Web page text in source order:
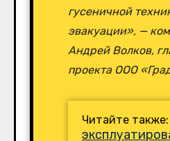
гусеничной
эвакуации», —
Андрей Волков,
проекта ООО
Читайте также: